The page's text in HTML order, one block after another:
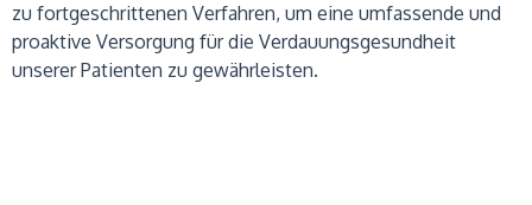
zu fortgeschrittenen Verfahren, um eine umfassende und
proaktive Versorgung für die Verdauungsgesundheit
unserer Patienten zu gewährleisten.